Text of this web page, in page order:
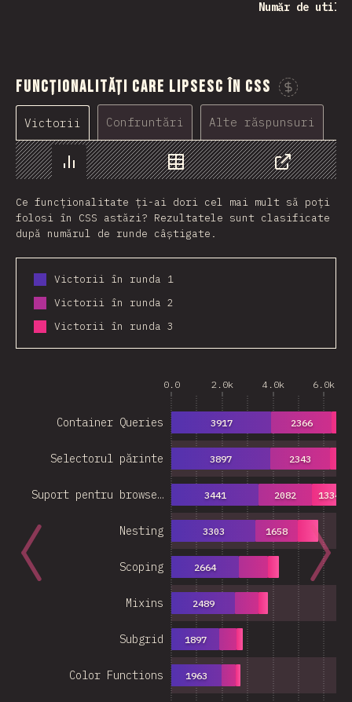
Număr de
Funcționalități care lipsesc în CSS
Victorii Confruntări Alte răspunsuri
Grafic Date
Share
Ce funcționalitate ți-ai dori cel mai mult să poți
folosi în CSS astăzi? Rezultatele sunt clasificate
după numărul de runde câștigate.
Victorii în runda 1
Victorii în runda 2
Victorii în runda 3
0.0 2.0k 4.0k 6.0k
Color Functions
Subgrid
Mixins
Scoping
Nesting
Suport pentru browse…
Selectorul părinte
Container Queries
1963
1897
2489
2664
3303
3441
3897
3917
1658
2082
2343
2366
1334